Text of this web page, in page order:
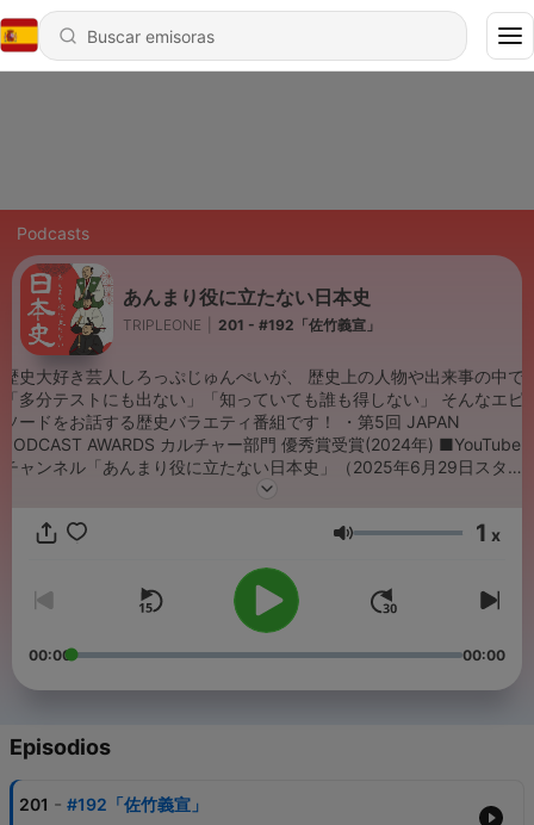
Podcasts
あんまり役に立たない日本史
TRIPLEONE 201 - #192「佐竹義宣」
歴史大好き芸人しろっぷじゅんぺいが、 歴史上の人物や出来事の中で
「多分テストにも出ない」「知っていても誰も得しない」 そんなエピ
ソードをお話する歴史バラエティ番組です！ ・第5回 JAPAN
PODCAST AWARDS カルチャー部門 優秀賞受賞(2024年) ■YouTube
チャンネル「あんまり役に立たない日本史」（2025年6月29日スター
ト） チャンネル登録してアニメ版・あんまり役に立たない日本史もご
https://www.youtube.com/channel/UCvJmTamesh71TMZoCn7OB0g
ブ」！ 城や古戦場など歴史スポットを実際に巡って収録した、ここで
しか聴けない歴史旅限定配信も！ 藩士として僕の歴史活動をぜひ応援
してください！ https://hanclub.bitfan.id
Volumen 1 x
00:00 00:00
Episodios
201 - #192「佐竹義宣」